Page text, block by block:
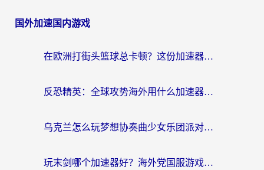
国外加速国内游戏
在欧洲打街头篮球总卡顿？这份加速器选择指南帮你解决延迟难题
反恐精英：全球攻势海外用什么加速器登录？海外党国服游戏畅玩指南
乌克兰怎么玩梦想协奏曲少女乐团派对？海外党国服游戏加速全攻略（附欧洲重生细胞荒野行动不卡技巧）
玩末剑哪个加速器好？海外党国服游戏畅玩终极指南（附3款热门游戏实测）